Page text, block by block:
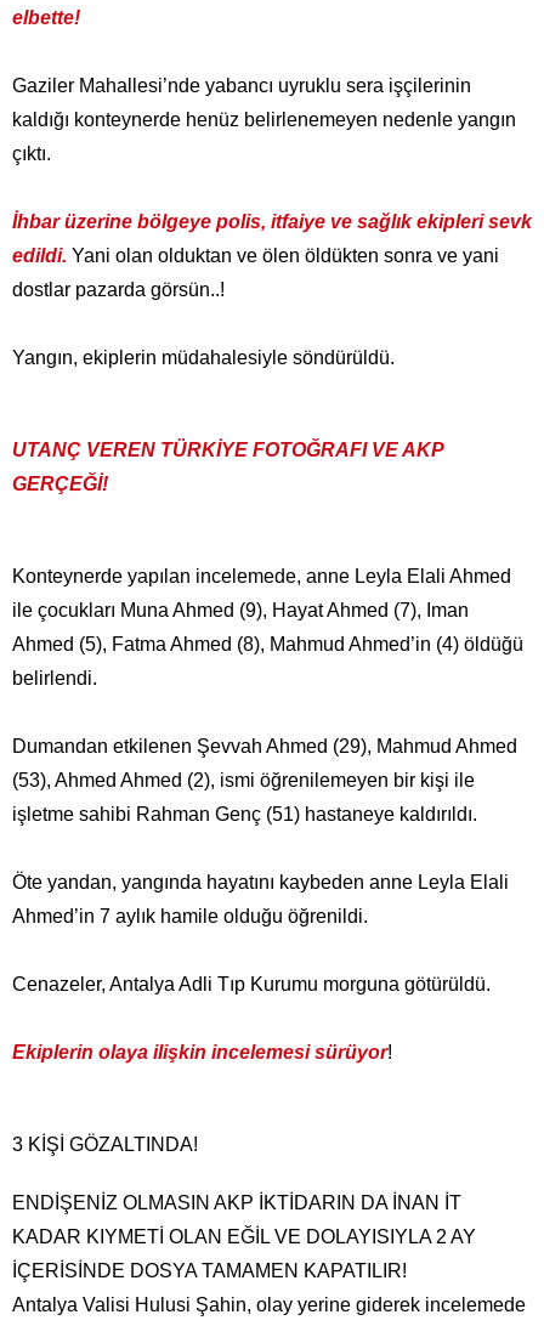
elbette!
Gaziler Mahallesi’nde yabancı uyruklu sera işçilerinin
kaldığı konteynerde henüz belirlenemeyen nedenle yangın
çıktı.
İhbar üzerine bölgeye polis, itfaiye ve sağlık ekipleri sevk
edildi. Yani olan olduktan ve ölen öldükten sonra ve yani
dostlar pazarda görsün..!
Yangın, ekiplerin müdahalesiyle söndürüldü.
UTANÇ VEREN TÜRKİYE FOTOĞRAFI VE AKP
GERÇEĞİ!
Konteynerde yapılan incelemede, anne Leyla Elali Ahmed
ile çocukları Muna Ahmed (9), Hayat Ahmed (7), Iman
Ahmed (5), Fatma Ahmed (8), Mahmud Ahmed’in (4) öldüğü
belirlendi.
Dumandan etkilenen Şevvah Ahmed (29), Mahmud Ahmed
(53), Ahmed Ahmed (2), ismi öğrenilemeyen bir kişi ile
işletme sahibi Rahman Genç (51) hastaneye kaldırıldı.
Öte yandan, yangında hayatını kaybeden anne Leyla Elali
Ahmed’in 7 aylık hamile olduğu öğrenildi.
Cenazeler, Antalya Adli Tıp Kurumu morguna götürüldü.
Ekiplerin olaya ilişkin incelemesi sürüyor!
3 KİŞİ GÖZALTINDA!
ENDİŞENİZ OLMASIN AKP İKTİDARIN DA İNAN İT
KADAR KIYMETİ OLAN EĞİL VE DOLAYISIYLA 2 AY
İÇERİSİNDE DOSYA TAMAMEN KAPATILIR!
Antalya Valisi Hulusi Şahin, olay yerine giderek incelemede